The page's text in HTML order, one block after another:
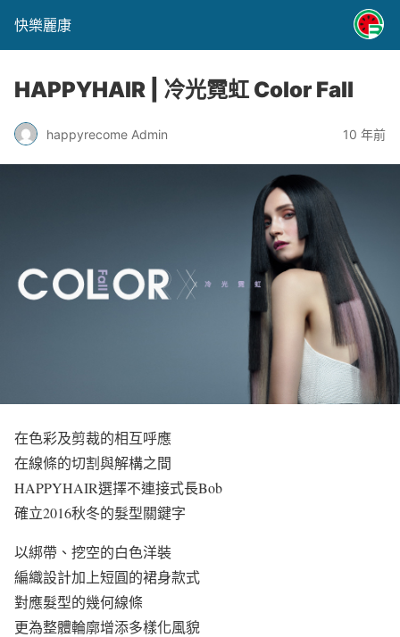
快樂麗康
HAPPYHAIR | 冷光霓虹 Color Fall
happyrecome Admin 10 年前
在色彩及剪裁的相互呼應
在線條的切割與解構之間
HAPPYHAIR選擇不連接式長Bob
確立2016秋冬的髮型關鍵字
以綁帶、挖空的白色洋裝
編織設計加上短圓的裙身款式
對應髮型的幾何線條
更為整體輪廓增添多樣化風貌